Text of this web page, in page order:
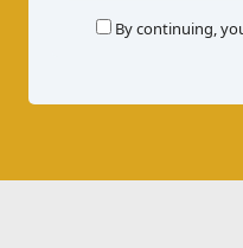
By continuing,